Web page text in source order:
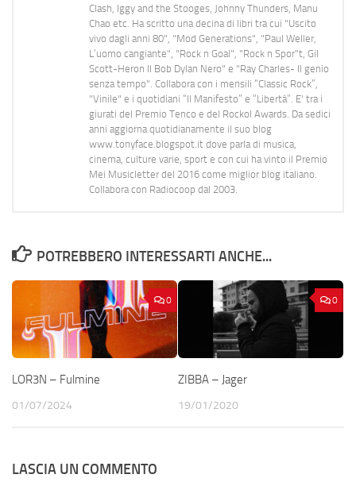
Clash, Iggy and the Stooges, Johnny Thunders, Manu
Chao etc. Ha scritto una decina di libri tra cui "Uscito
vivo dagli anni 80", "Mod Generations", "Paul Weller,
L’uomo cangiante", "Rock n Goal", "Rock n Spor"t, Gil
Scott-Heron Il Bob Dylan Nero" e "Ray Charles- Il genio
senza tempo". Collabora con i mensili “Classic Rock”,
"Vinile" e i quotidiani “Il Manifesto” e “Libertà”. E' tra i
giurati del Premio Tenco e del Rockol Awards. Da sedici
anni aggiorna quotidianamente il suo blog
www.tonyface.blogspot.it dove parla di musica,
cinema, culture varie, sport e con cui ha vinto il Premio
Mei Musicletter del 2016 come miglior blog italiano.
Collabora con Radiocoop dal 2003.
POTREBBERO INTERESSARTI ANCHE...
0
LOR3N – Fulmine
01/07/2024
0
ZIBBA – Jager
19/01/2020
LASCIA UN COMMENTO